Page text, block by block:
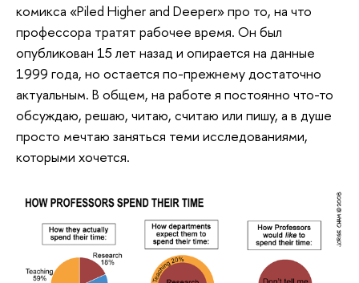
комикса «Piled Higher and Deeper» про то, на что
профессора тратят рабочее время. Он был
опубликован 15 лет назад и опирается на данные
1999 года, но остается по-прежнему достаточно
актуальным. В общем, на работе я постоянно что-то
обсуждаю, решаю, читаю, считаю или пишу, а в душе
просто мечтаю заняться теми исследованиями,
которыми хочется.